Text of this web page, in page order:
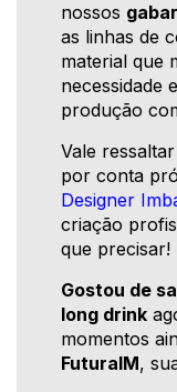
nossos
as linhas de
material que
necessidade
produção
Vale
por conta
Designer
criação
que precisar!
Gostou de
long drink
momentos
FuturaIM,